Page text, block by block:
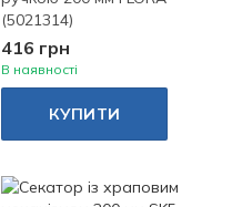
(5021314)
416 грн
В наявності
КУПИТИ